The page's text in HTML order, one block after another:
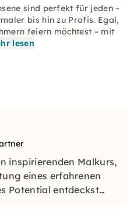
sind perfekt für jeden –
bis hin zu Profis. Egal,
feiern möchtest – mit
lesen
inspirierenden Malkurs,
eines erfahrenen
Potential entdeckst